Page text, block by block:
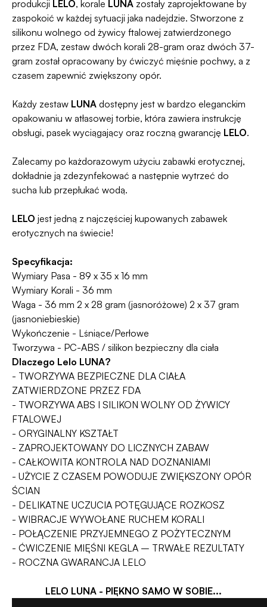
produkcji LELO, korale LUNA zostały zaprojektowane by
zaspokoić w każdej sytuacji jaka nadejdzie. Stworzone z
silikonu wolnego od żywicy ftalowej zatwierdzonego
przez FDA, zestaw dwóch korali 28-gram oraz dwóch 37-
gram został opracowany by ćwiczyć mięśnie pochwy, a z
czasem zapewnić zwiększony opór.
Każdy zestaw LUNA dostępny jest w bardzo eleganckim
opakowaniu w atłasowej torbie, która zawiera instrukcję
obsługi, pasek wyciągający oraz roczną gwarancję LELO.
Zalecamy po każdorazowym użyciu zabawki erotycznej,
dokładnie ją zdezynfekować a następnie wytrzeć do
sucha lub przepłukać wodą.
LELO jest jedną z najczęściej kupowanych zabawek
erotycznych na świecie!
Specyfikacja:
Wymiary Pasa - 89 x 35 x 16 mm
Wymiary Korali - 36 mm
Waga - 36 mm 2 x 28 gram (jasnoróżowe) 2 x 37 gram
(jasnoniebieskie)
Wykończenie - Lśniące/Perłowe
Tworzywa - PC-ABS / silikon bezpieczny dla ciała
Dlaczego Lelo LUNA?
- TWORZYWA BEZPIECZNE DLA CIAŁA
ZATWIERDZONE PRZEZ FDA
- TWORZYWA ABS I SILIKON WOLNY OD ŻYWICY
FTALOWEJ
- ORYGINALNY KSZTAŁT
- ZAPROJEKTOWANY DO LICZNYCH ZABAW
- CAŁKOWITA KONTROLA NAD DOZNANIAMI
- UŻYCIE Z CZASEM POWODUJE ZWIĘKSZONY OPÓR
ŚCIAN
- DELIKATNE UCZUCIA POTĘGUJĄCE ROZKOSZ
- WIBRACJE WYWOŁANE RUCHEM KORALI
- POŁĄCZENIE PRZYJEMNEGO Z POŻYTECZNYM
- ĆWICZENIE MIĘŚNI KEGLA – TRWAŁE REZULTATY
- ROCZNA GWARANCJA LELO
LELO LUNA - PIĘKNO SAMO W SOBIE...